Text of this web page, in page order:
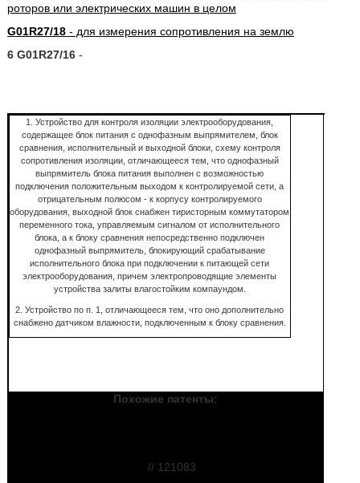
роторов или электрических машин в целом
G01R27/18- для измерения сопротивления на землю
6 G01R27/16-
1. Устройство для контроля изоляции электрооборудования,
содержащее блок питания с однофазным выпрямителем, блок
сравнения, исполнительный и выходной блоки, схему контроля
сопротивления изоляции, отличающееся тем, что однофазный
выпрямитель блока питания выполнен с возможностью
подключения положительным выходом к контролируемой сети, а
отрицательным полюсом - к корпусу контролируемого
оборудования, выходной блок снабжен тиристорным коммутатором
переменного тока, управляемым сигналом от исполнительного
блока, а к блоку сравнения непосредственно подключен
однофазный выпрямитель, блокирующий срабатывание
исполнительного блока при подключении к питающей сети
электрооборудования, причем электропроводящие элементы
устройства залиты влагостойким компаундом.
2. Устройство по п. 1, отличающееся тем, что оно дополнительно
снабжено датчиком влажности, подключенным к блоку сравнения.
Похожие патенты:
// 121083